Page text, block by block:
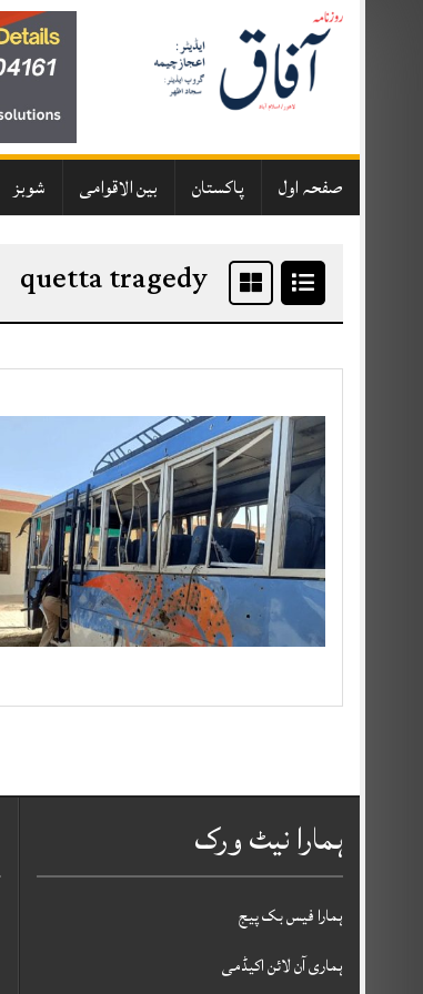
to
content
صفحہ اول پاکستان بین الاقوامی شوبز
quetta tragedy
ہمارا نیٹ ورک
ہمارا فیس بک پیج
ہماری آن لائن اکیڈمی